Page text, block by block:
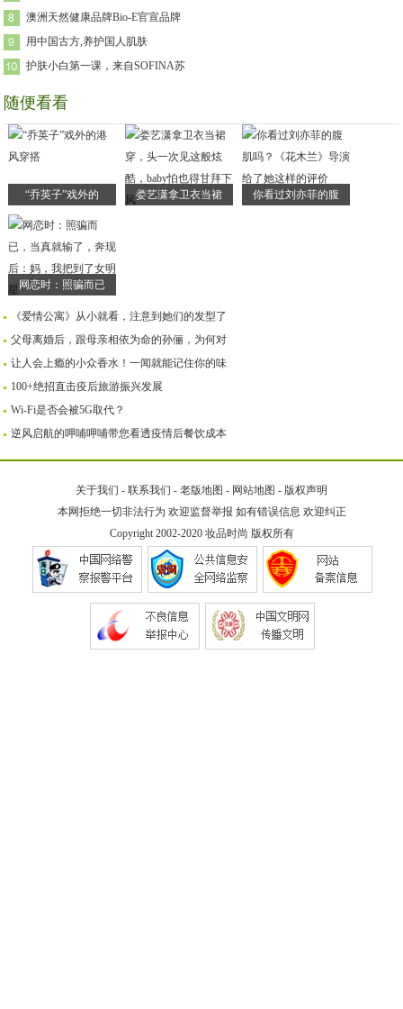
澳洲天然健康品牌Bio-E官宣品牌
用中国古方,养护国人肌肤
护肤小白第一课，来自SOFINA苏
随便看看
“乔英子”戏外的 娄艺潇拿卫衣当裙 你看过刘亦菲的腹
网恋时：照骗而已
《爱情公寓》从小就看，注意到她们的发型了
父母离婚后，跟母亲相依为命的孙俪，为何对
让人会上瘾的小众香水！一闻就能记住你的味
100+绝招直击疫后旅游振兴发展
Wi-Fi是否会被5G取代？
逆风启航的呷哺呷哺带您看透疫情后餐饮成本
关于我们 - 联系我们 - 老版地图 - 网站地图 - 版权声明
本网拒绝一切非法行为 欢迎监督举报 如有错误信息 欢迎纠正
Copyright 2002-2020 妆品时尚 版权所有